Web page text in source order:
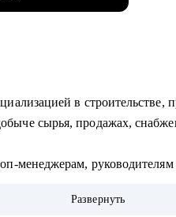
в
сырья, продажах,
менеджерам,
консультировании.
Развернуть